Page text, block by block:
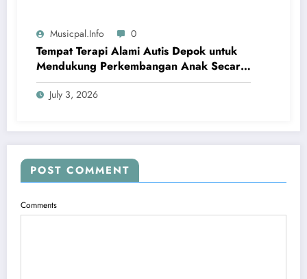
Musicpal.info 0
Tempat Terapi Alami Autis Depok untuk
Mendukung Perkembangan Anak Secara
Bertahap
July 3, 2026
POST COMMENT
Comments